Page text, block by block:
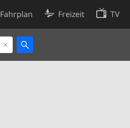
Fahrplan Freizeit TV
Cookie-Richtlinie
Cookie-Einstellungen